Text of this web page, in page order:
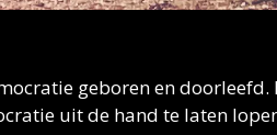
geboren en
uit de hand te laten